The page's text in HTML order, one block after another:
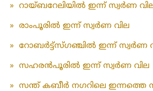
» റായ്ബറേലിയിൽ ഇന്ന് സ്വർണ
» രാംപൂരിൽ ഇന്ന് സ്വർണ വില
» റോബർട്ട്സ്ഗഞ്ചിൽ ഇന്ന് സ്വർണ
» സഹരൻപൂരിൽ ഇന്ന് സ്വർണ വില
» സന്ത് കബീർ നഗറിലെ ഇന്നത്തെ